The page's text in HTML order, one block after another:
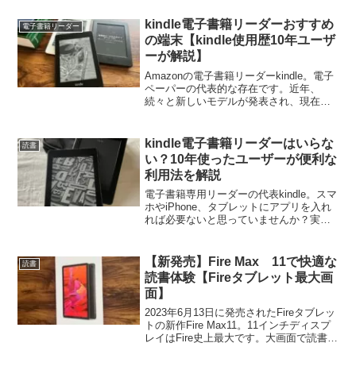
紹介しています。
電子書籍リーダー
kindle電子書籍リーダーおすすめ
の端末【kindle使用歴10年ユーザ
ーが解説】
Amazonの電子書籍リーダーkindle。電子
ペーパーの代表的な存在です。近年、
続々と新しいモデルが発表され、現在で
初心者さんに向けておすすめの端末をご
紹介しています。
読書
kindle電子書籍リーダーはいらな
い？10年使ったユーザーが便利な
利用法を解説
電子書籍専用リーダーの代表kindle。スマ
ホやiPhone、タブレットにアプリを入れ
れば必要ないと思っていませんか？実は
ーがおすすめの利用を解説します。
読書
【新発売】Fire Max 11で快適な
読書体験【Fireタブレット最大画
面】
2023年6月13日に発売されたFireタブレッ
トの新作Fire Max11。11インチディスプ
レイはFire史上最大です。大画面で読書体